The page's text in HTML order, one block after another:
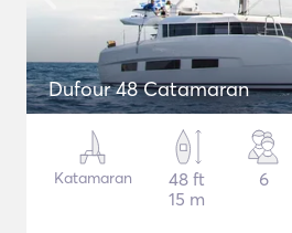
Dufour 48 Catamaran
Katamaran
48 ft
15 m
6